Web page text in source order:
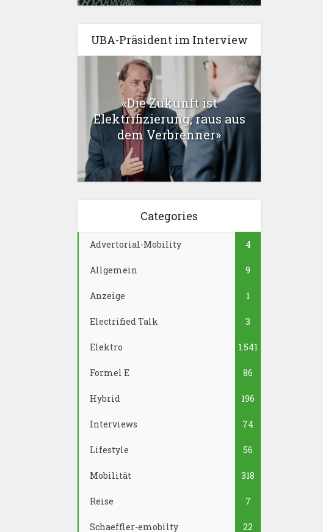
UBA-Präsident im Interview
«Die Zukunft ist
Elektrifizierung, raus aus
dem Verbrenner»
Categories
Advertorial-Mobility 4
Allgemein 9
Anzeige 1
Electrified Talk 3
Elektro 1.541
Formel E 86
Hybrid 196
Interviews 74
Lifestyle 56
Mobilität 318
Reise 7
Schaeffler-emobilty 22